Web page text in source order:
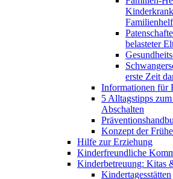
belasteter
erste Zeit
Informationen für
5 Alltagstipps
Abschalten
Konzept der
Hilfe zur Erziehung
Kinderfreundliche
Kinderbetreuung: Kitas
Kindertagesstätten